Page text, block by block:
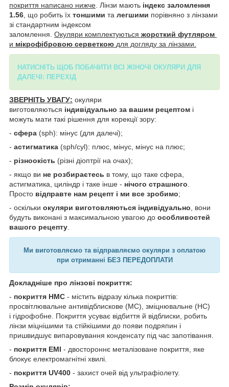
покриття написано нижче . Лінзи мають індекс заломлення
1.56 , що робить їх тоншими та легшими порівняно з лінзами
зі стандартним індексом
заломлення. Окуляри комплектуються жорсткий футляром
и мікрофібровою серветкою для догляду за лінзами.
НАТИСНІТЬ ЩОБ ПОБАЧИТИ ВСІ ЖІНОЧІ ОКУЛЯРИ ДЛЯ
ДАЛЕЧІ: ПЕРЕХІД
ЗВЕРНІТЬ УВАГУ: окуляри
виготовляються індивідуально за вашим рецептом і
можуть мати такі рішення для корекції зору:
- сфера (sph): мінус (для далечі);
- астигматика (sph/cyl): плюс, мінус, мінус на плюс;
- різноокість (різні діоптрії на очах);
- якщо ви не розбираєтесь в тому, що таке сфера,
астигматика, циліндр і таке інше - нічого страшного
Просто відправте нам рецепт і ми все зробимо;
- оскільки окуляри виготовляються індивідуально , вони
будуть виконані з максимальною увагою до особливостей
вашого рецепту
Ми виготовляємо та відправляємо окуляри з оплатою
при отриманні БЕЗ ПЕРЕДОПЛАТИ
Докладніше про лінзові покриття:
- покриття HMC - містить відразу кілька покриттів:
просвітлювальне антивідблискове (MC), зміцнювальне (HC)
і гідрофобне. Покриття усуває відбиття й відблиски, робить
лінзи міцнішими та стійкішими до появи подряпин і
пришвидшує випаровування конденсату під час запотівання.
- покриття EMI - двостороннє металізоване покриття, яке
блокує електромагнітні хвилі.
- покриття UV400 - захист очей від ультрафіолету.